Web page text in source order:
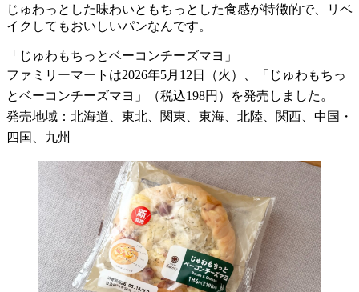
じゅわっとした味わいともちっとした食感が特徴的で、リベ
イクしてもおいしいパンなんです。
「じゅわもちっとベーコンチーズマヨ」
ファミリーマートは2026年5月12日（火）、「じゅわもちっ
とベーコンチーズマヨ」（税込198円）を発売しました。
発売地域：北海道、東北、関東、東海、北陸、関西、中国・
四国、九州